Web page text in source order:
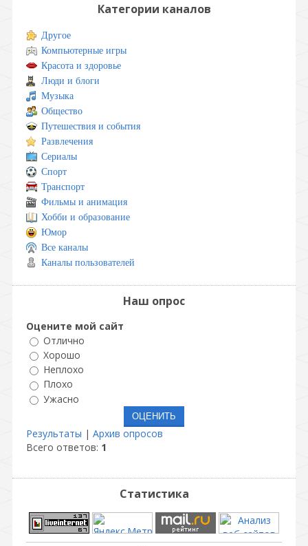
Категории каналов
Другое
Компьютерные игры
Красота и здоровье
Люди и блоги
Музыка
Общество
Путешествия и события
Развлечения
Сериалы
Спорт
Транспорт
Фильмы и анимация
Хобби и образование
Юмор
Все каналы
Каналы пользователей
Наш опрос
Оцените мой сайт
Отлично
Хорошо
Неплохо
Плохо
Ужасно
Результаты | Архив опросов
Всего ответов: 1
Статистика